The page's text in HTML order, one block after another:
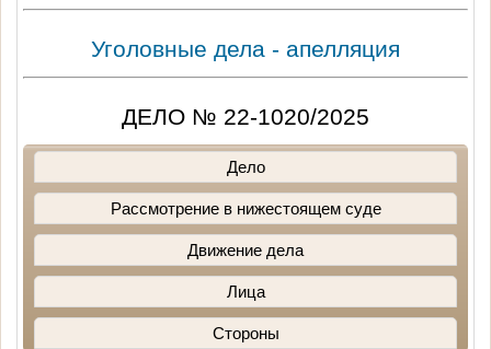
Уголовные дела - апелляция
ДЕЛО № 22-1020/2025
Дело
Рассмотрение в нижестоящем суде
Движение дела
Лица
Стороны